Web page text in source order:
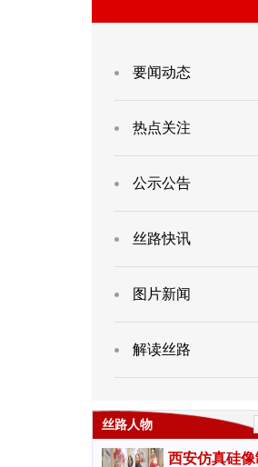
要闻动态
热点关注
公示公告
丝路快讯
图片新闻
解读丝路
丝路人物
西安仿真硅像